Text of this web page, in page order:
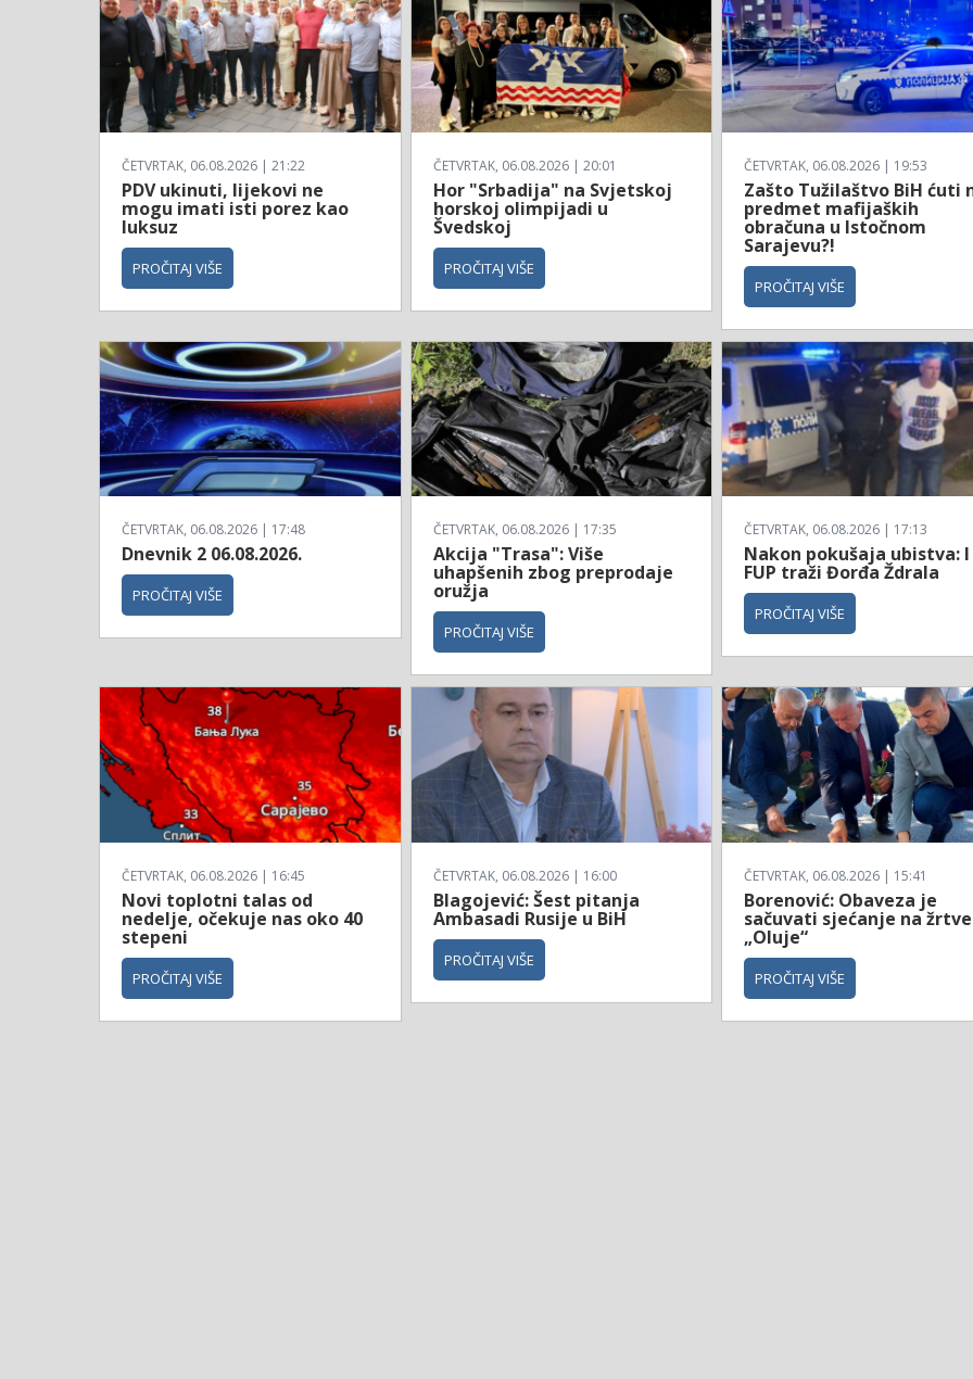
ČETVRTAK, 06.08.2026 | 21:22
PDV ukinuti, lijekovi ne
mogu imati isti porez kao
luksuz
PROČITAJ VIŠE
ČETVRTAK, 06.08.2026 | 20:01
Hor "Srbadija" na Svjetskoj
horskoj olimpijadi u
Švedskoj
PROČITAJ VIŠE
ČETVRTAK, 06.08.2026 | 19:53
Zašto Tužilaštvo BiH ćuti
predmet mafijaških
obračuna u Istočnom
Sarajevu?!
PROČITAJ VIŠE
ČETVRTAK, 06.08.2026 | 17:48
Dnevnik 2 06.08.2026.
PROČITAJ VIŠE
ČETVRTAK, 06.08.2026 | 17:35
Akcija "Trasa": Više
uhapšenih zbog preprodaje
oružja
PROČITAJ VIŠE
ČETVRTAK, 06.08.2026 | 17:13
Nakon pokušaja ubistva: I
FUP traži Đorđa Ždrala
PROČITAJ VIŠE
ČETVRTAK, 06.08.2026 | 16:45
Novi toplotni talas od
nedelje, očekuje nas oko 40
stepeni
PROČITAJ VIŠE
ČETVRTAK, 06.08.2026 | 16:00
Blagojević: Šest pitanja
Ambasadi Rusije u BiH
PROČITAJ VIŠE
ČETVRTAK, 06.08.2026 | 15:41
Borenović: Obaveza je
sačuvati sjećanje na žrtve
„Oluje“
PROČITAJ VIŠE